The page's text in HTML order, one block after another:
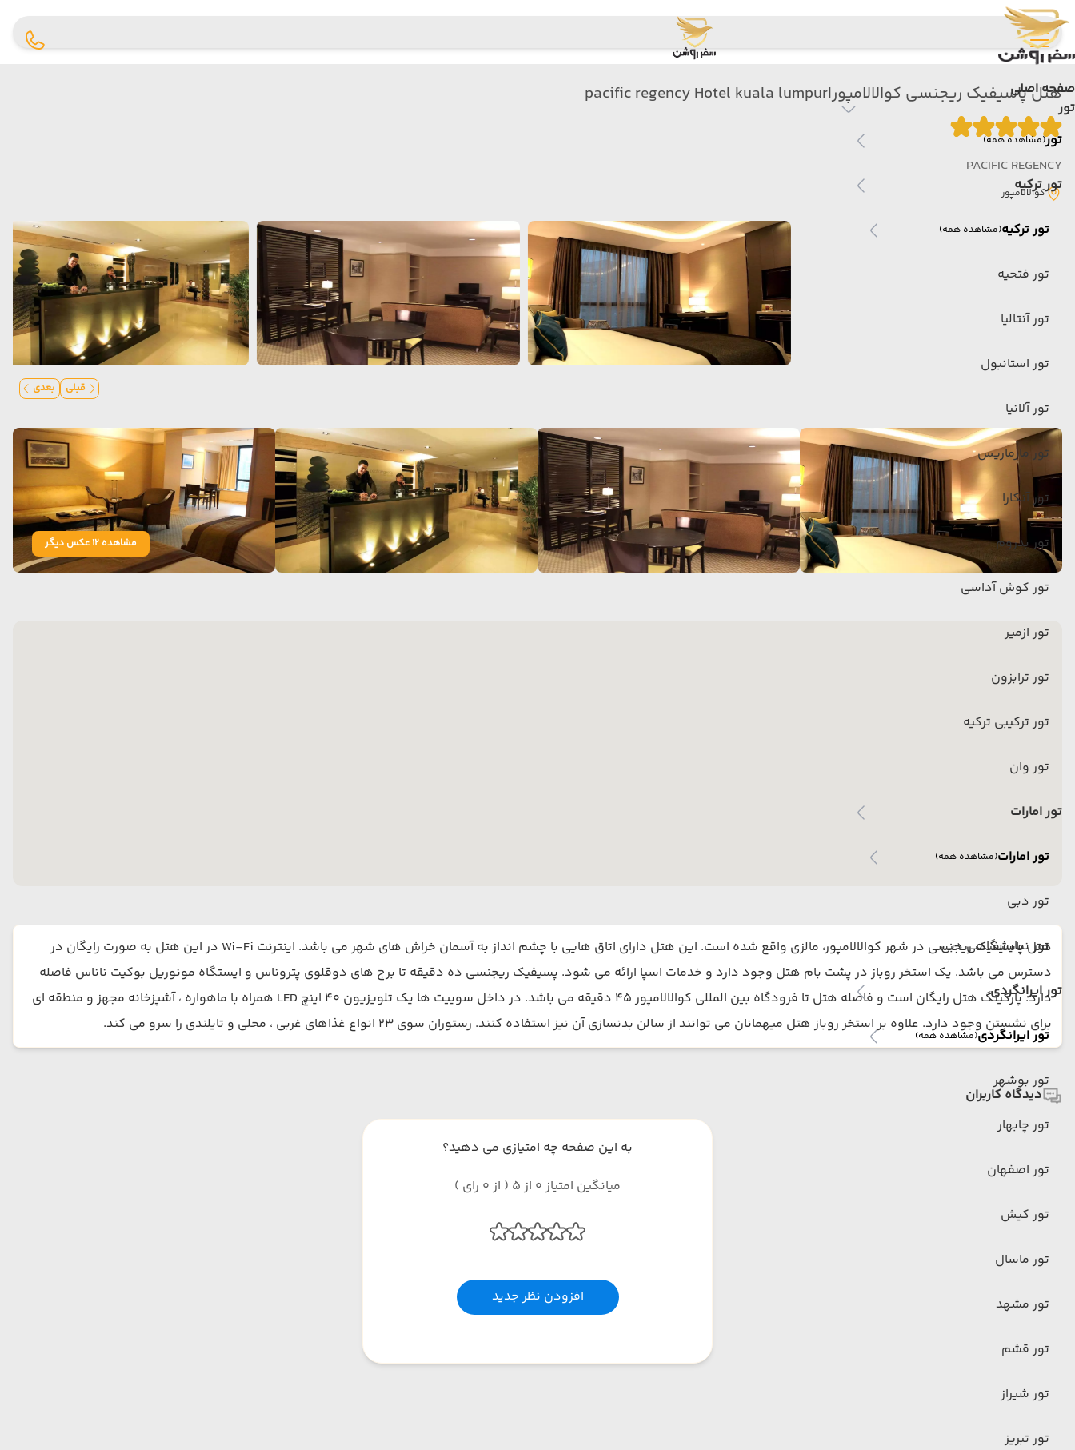
صفحه اصلی
تور
تور(مشاهده همه)
تور ترکیه
تور ترکیه(مشاهده همه)
تور فتحیه
تور آنتالیا
تور استانبول
تور آلانیا
تور مارماریس
تور آنکارا
تور بدروم
تور کوش آداسی
تور ازمیر
تور ترابزون
تور ترکیبی ترکیه
تور وان
تور امارات
تور امارات(مشاهده همه)
تور دبی
تور نمایشگاهی دبی
تور ایرانگردی
تور ایرانگردی(مشاهده همه)
تور بوشهر
تور چابهار
تور اصفهان
تور کیش
تور ماسال
تور مشهد
تور قشم
تور شیراز
تور تبریز
هتل پاسیفیک ریجنسی کوالالامپور|pacific regency Hotel kuala lumpur
PACIFIC REGENCY
کوالالامپور
قبلی بعدی
مشاهده 12 عکس دیگر
هتل پاسیفیک ریجنسی در شهر کوالالامپور، مالزی واقع شده است. این هتل دارای اتاق هایی با چشم انداز به آسمان خراش های شهر می باشد. اینترنت Wi-Fi در این هتل به صورت رایگان در
دسترس می باشد. یک استخر روباز در پشت بام هتل وجود دارد و خدمات اسپا ارائه می شود. پسیفیک ریجنسی ده دقیقه تا برج های دوقلوی پتروناس و ایستگاه مونوریل بوکیت ناناس فاصله
دارد. پارکینگ هتل رایگان است و فاصله هتل تا فرودگاه بین المللی کوالالامپور 45 دقیقه می باشد. در داخل سوییت ها یک تلویزیون 40 اینچ LED همراه با ماهواره ، آشپزخانه مجهز و منطقه ای
برای نشستن وجود دارد. علاوه بر استخر روباز هتل میهمانان می توانند از سالن بدنسازی آن نیز استفاده کنند. رستوران سوی 23 انواع غذاهای غربی ، محلی و تایلندی را سرو می کند.
دیدگاه کاربران
به این صفحه چه امتیازی می دهید؟
میانگین امتیاز 0 از 5 ( از 0 رای )
افزودن نظر جدید